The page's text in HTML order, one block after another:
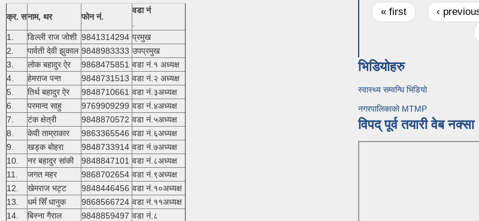
क्र. सनाम, थर फोन नं.
वडा नं
1.
डिल्ली राज जोशी 9841314294 प्रमुख
2.
पार्वती देवी झुकाल 9848983333 उपप्रमुख
3.
लोक बहादुर ऐर 9868475851 वडा नं.१ अध्यक्ष
4.
हेमराज पन्त 9848731513 वडा नं.२ अध्यक्ष
5.
तिर्थ बहादुर ऐर 9848710661 वडा नं.३अध्यक्ष
6.
परमान्द साहु 9769909299 वडा नं.४अध्यक्ष
7.
टंक क्षेत्री 9848870572 वडा नं.५अध्यक्ष
8.
केवी ताम्राकार 9863365546 वडा नं.६अध्यक्ष
9.
खड्क बोहरा 9848733914 वडा नं.७अध्यक्ष
10.
नर बहादुर सांकी 9848847101 वडा नं.८अध्यक्ष
11.
जगत महर 9868702654 वडा नं.९अध्यक्ष
12.
खेमराज भट्ट 9848446456 वडा नं.१०अध्यक्ष
13.
धर्म सिँ धानुक 9868566724 वडा नं.११अध्यक्ष
14.
बिस्ना गैराल 9848859497 वडा नं.८
Pages
« first ‹
भिडियोहरु
स्वास्थ्य सम्वन्धि भिडियो
नगरपालिकाको MTMP
विपद् पूर्व तयारी वेब नक्सा